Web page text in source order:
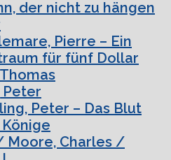
der nicht zu hängen
Pierre – Ein
für fünf Dollar
Peter
Peter – Das Blut
Moore, Charles /